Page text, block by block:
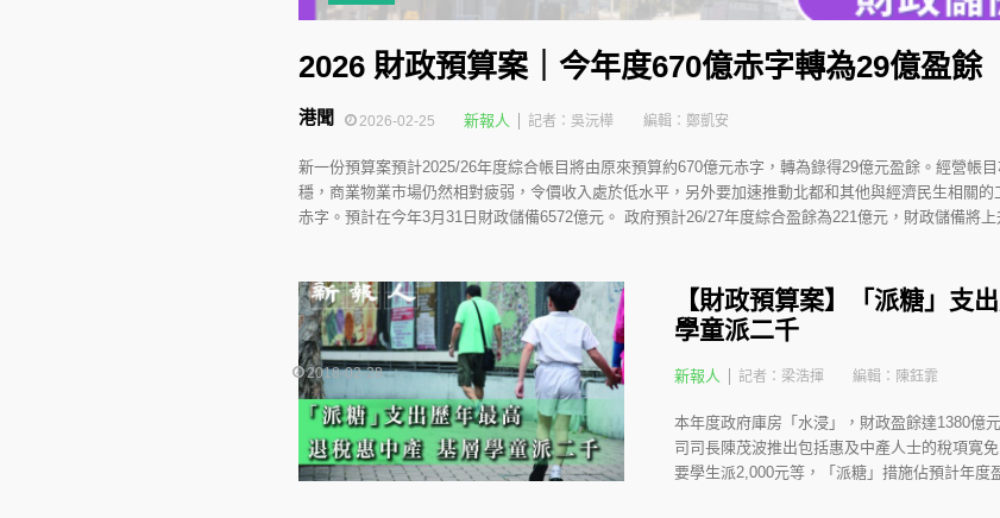
2026 財政預算案｜今年度670億赤字轉為29億盈
2026-02-25
港聞 新報人 記者：吳沅樺 編輯：鄭凱安
新一份預算案預計2025/26年度綜合帳目將由原來預算約670億元赤字，轉為錄得29億元盈餘。經營帳
穩，商業物業市場仍然相對疲弱，令價收入處於低水平，另外要加速推動北都和其他與經濟民生相關
赤字。預計在今年3月31日財政儲備6572億元。 政府預計26/27年度綜合盈餘為221億元，財政儲備將
【財政預算案】「派糖」支
學童派二千
2018-02-28 新報人 記者：梁浩揮 編輯：陳鈺霏
本年度政府庫房「水浸」，財政盈餘達1380億
司司長陳茂波推出包括惠及中產人士的稅項寛
要學生派2,000元等，「派糖」措施佔預計年度